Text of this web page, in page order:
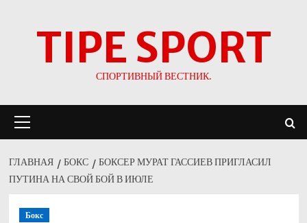
TIPE SPORT
СПОРТИВНЫЙ ВЕСТНИК.
меню
ГЛАВНАЯ БОКС
БОКСЕР МУРАТ ГАССИЕВ ПРИГЛАСИЛ
ПУТИНА НА СВОЙ БОЙ В ИЮЛЕ
Бокс